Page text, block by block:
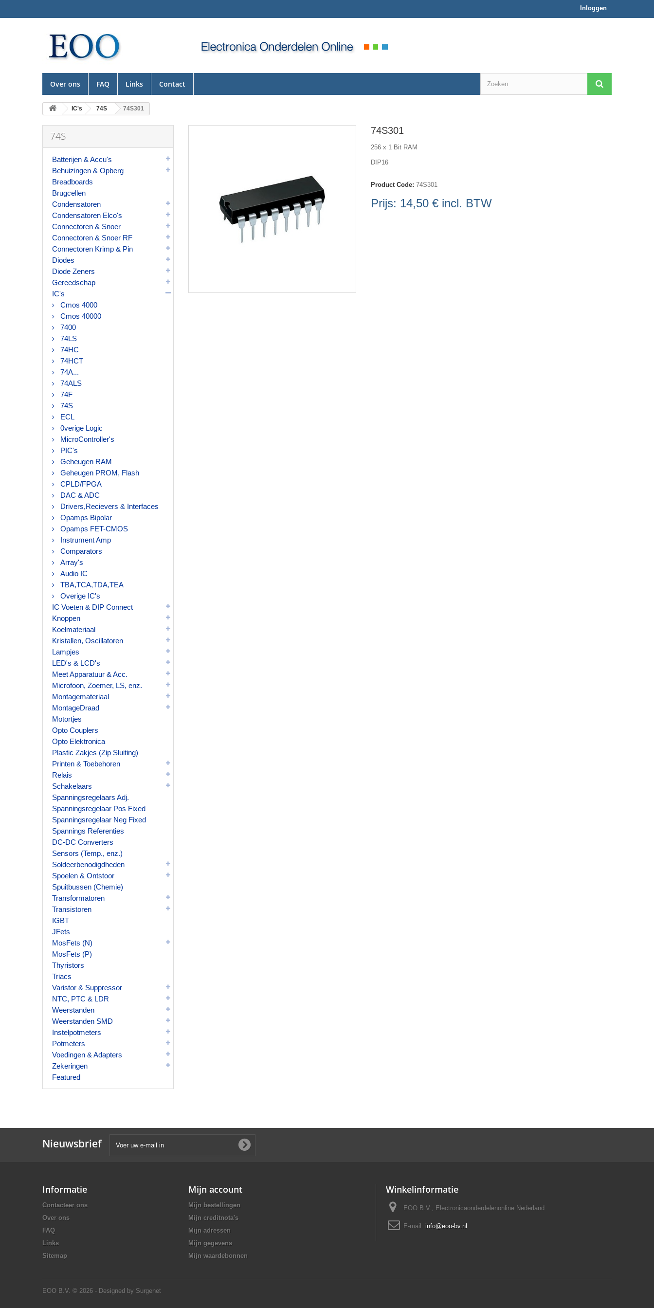
Inloggen
Over ons FAQ Links Contact
IC's 74S 74S301
74S
Batterijen & Accu's
Behuizingen & Opberg
Breadboards
Brugcellen
Condensatoren
Condensatoren Elco's
Connectoren & Snoer
Connectoren & Snoer RF
Connectoren Krimp & Pin
Diodes
Diode Zeners
Gereedschap
IC's
Cmos 4000
Cmos 40000
7400
74LS
74HC
74HCT
74A...
74ALS
74F
74S
ECL
0verige Logic
MicroController's
PIC's
Geheugen RAM
Geheugen PROM, Flash
CPLD/FPGA
DAC & ADC
Drivers,Recievers & Interfaces
Opamps Bipolar
Opamps FET-CMOS
Instrument Amp
Comparators
Array's
Audio IC
TBA,TCA,TDA,TEA
Overige IC's
IC Voeten & DIP Connect
Knoppen
Koelmateriaal
Kristallen, Oscillatoren
Lampjes
LED's & LCD's
Meet Apparatuur & Acc.
Microfoon, Zoemer, LS, enz.
Montagemateriaal
MontageDraad
Motortjes
Opto Couplers
Opto Elektronica
Plastic Zakjes (Zip Sluiting)
Printen & Toebehoren
Relais
Schakelaars
Spanningsregelaars Adj.
Spanningsregelaar Pos Fixed
Spanningsregelaar Neg Fixed
Spannings Referenties
DC-DC Converters
Sensors (Temp., enz.)
Soldeerbenodigdheden
Spoelen & Ontstoor
Spuitbussen (Chemie)
Transformatoren
Transistoren
IGBT
JFets
MosFets (N)
MosFets (P)
Thyristors
Triacs
Varistor & Suppressor
NTC, PTC & LDR
Weerstanden
Weerstanden SMD
Instelpotmeters
Potmeters
Voedingen & Adapters
Zekeringen
Featured
74S301
256 x 1 Bit RAM
DIP16
Product Code: 74S301
Prijs: 14,50 € incl. BTW
Nieuwsbrief
Informatie
Contacteer ons
Over ons
FAQ
Links
Sitemap
EOO B.V. © 2026 - Designed by Surgenet
Mijn account
Mijn bestellingen
Mijn creditnota's
Mijn adressen
Mijn gegevens
Mijn waardebonnen
Winkelinformatie
EOO B.V., Electronicaonderdelenonline Nederland
E-mail: info@eoo-bv.nl